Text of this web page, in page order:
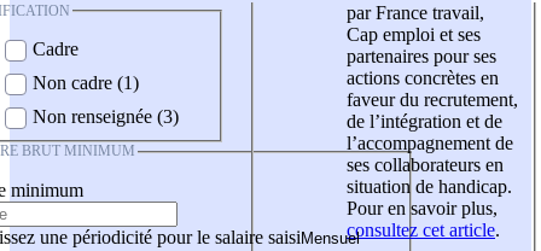
Cadre
Non cadre (1)
Non renseignée (3)
BRUT MINIMUM
minimum
une périodicité pour le salaire saisi
par France travail,
Cap emploi et ses
partenaires pour ses
actions concrètes en
faveur du recrutement,
de l’intégration et de
l’accompagnement de
ses collaborateurs en
situation de handicap.
Pour en savoir plus,
consultez cet article.